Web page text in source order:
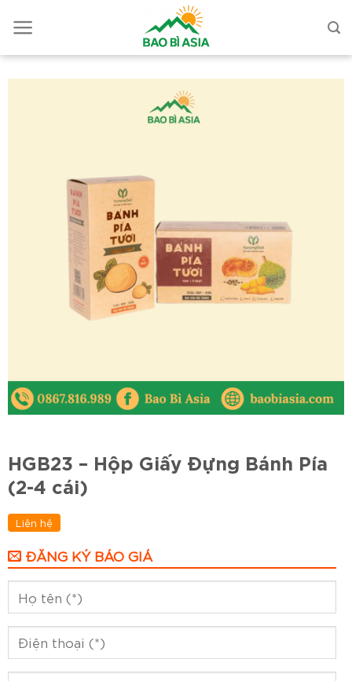
HGB23 – Hộp Giấy Đựng Bánh Pía
(2-4 cái)
Liên hệ
ĐĂNG KÝ BÁO GIÁ